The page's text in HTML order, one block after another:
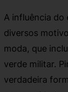
A influência
diversos
moda, que
verde militar.
verdadeira